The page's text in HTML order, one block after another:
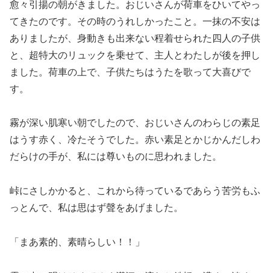
愈々引揚の朝がきました。おじいさんが荷車をひいてやっ
てきたのです。その時のうれしかったこと。一抹の不安は
ありましたが、身動きも出来ない程着せられた四人の子供
と、超特大のリュックを乗せて、主人とわたしが後を押し
ました。荷車の上で、子供たちはうたを歌って大喜びで
す。
霧が深い肌寒い朝でしたので、おじいさんのわらじの素足
はうす赤く、冷たそうでした。赤い素足とかじかんだしわ
だらけの手が、私には尊いものに思われました。
峠にさしかかると、これから待っているであらう苦労もふ
っとんで、私は思はず聲をあげました。
「まあ素的、素晴らしい！！」